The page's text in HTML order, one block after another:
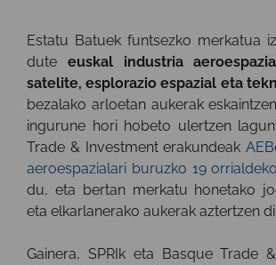
Estatu Batuek funtsezko merkatua
dute euskal industria
satelite, esplorazio espazial eta
bezalako arloetan aukerak
ingurune hori hobeto ulertzen
Trade & Investment erakundeak
aeroespazialari buruzko 19
du, eta bertan merkatu honetako
eta elkarlanerako aukerak aztertzen
Gainera, SPRIk eta Basque Trade